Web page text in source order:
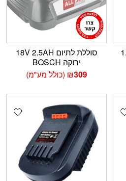
סוללת לתיום 18V 2.5AH
ירוקה BOSCH
₪309 (כולל מע"מ)
Add wishlist